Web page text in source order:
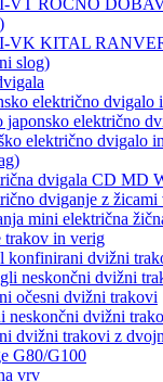
VT ROČNO
VK KITAL
slog)
električno dvigalo
japonsko električno
električno dvigalo
dvigala CD MD
dviganje z
mini električna
trakov in verig
konfinirani dvižni
neskončni dvižni
očesni dvižni trakovi
neskončni dvižni
dvižni trakovi z
G80/G100
vrv